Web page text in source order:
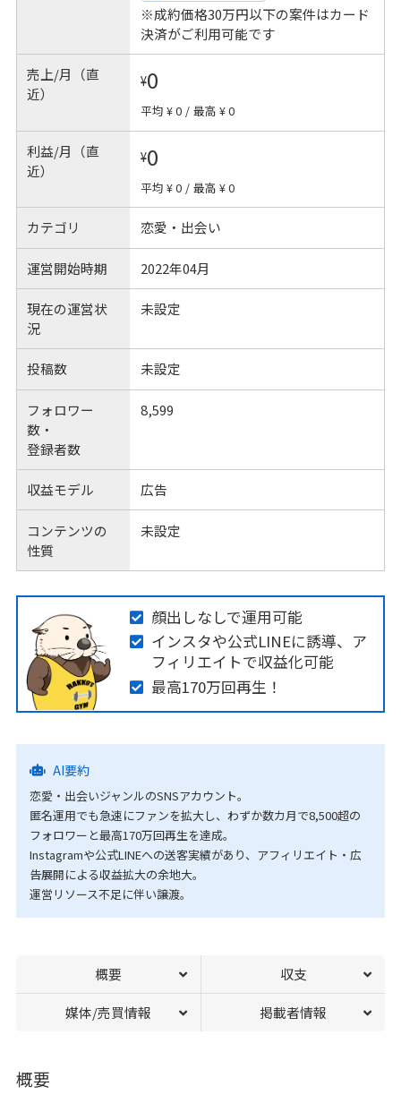
※成約価格30万円以下の案件はカード
決済がご利用可能です
売上/月（直
近）
¥0
平均 ¥ 0 / 最高 ¥ 0
利益/月（直
近）
¥0
平均 ¥ 0 / 最高 ¥ 0
カテゴリ 恋愛・出会い
運営開始時期 2022年04月
現在の運営状
況
未設定
投稿数 未設定
フォロワー
数・
登録者数
8,599
収益モデル 広告
コンテンツの
性質
未設定
顔出しなしで運用可能
インスタや公式LINEに誘導、ア
フィリエイトで収益化可能
最高170万回再生！
AI要約
恋愛・出会いジャンルのSNSアカウント。
匿名運用でも急速にファンを拡大し、わずか数カ月で8,500超の
フォロワーと最高170万回再生を達成。
Instagramや公式LINEへの送客実績があり、アフィリエイト・広
告展開による収益拡大の余地大。
運営リソース不足に伴い譲渡。
概要 収支
媒体/売買情報 掲載者情報
概要